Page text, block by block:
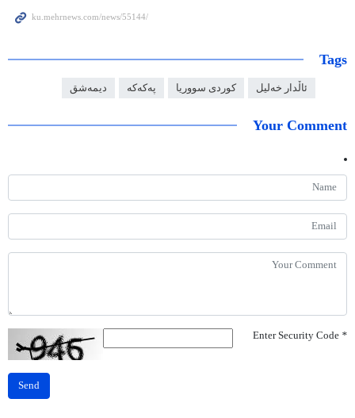
Tags
ئاڵدار خەلیل کوردی سووریا پەکەکە دیمەشق
Your Comment
*
Send